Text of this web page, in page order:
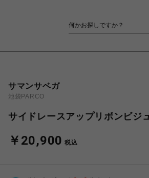
サマンサベガ
池袋PARCO
サイドレースアップリボンビジ
￥20,900 税込